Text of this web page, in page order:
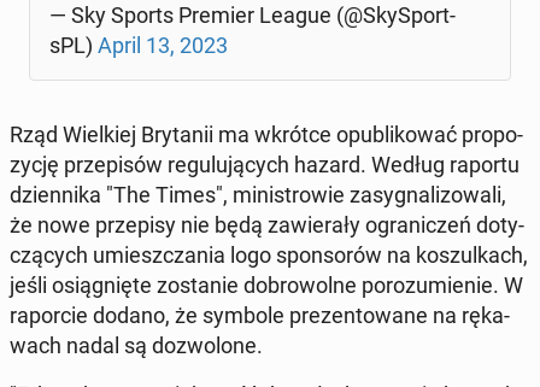
— Sky Sports Premier League (@Sky­Sport­
sPL) April 13, 2023
Rząd Wiel­kiej Bry­ta­nii ma wkrótce opu­bli­ko­wać pro­po­
zy­cję prze­pi­sów re­gu­lu­ją­cych hazard. Według raportu
dzien­ni­ka "The Times", mi­ni­stro­wie za­sy­gna­li­zo­wa­li,
że nowe prze­pi­sy nie będą za­wie­ra­ły ogra­ni­czeń do­ty­
czą­cych umiesz­cza­nia logo spon­so­rów na ko­szul­kach,
jeśli osią­gnię­te zo­sta­nie do­bro­wol­ne po­ro­zu­mie­nie. W
ra­por­cie dodano, że symbole pre­zen­to­wa­ne na rę­ka­
wach nadal są do­zwo­lo­ne.